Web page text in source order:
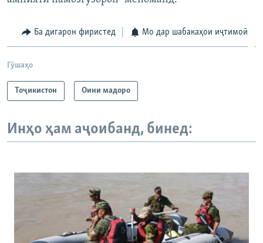
Ба дигарон фиристед Мо дар шабакаҳои иҷтимоӣ
Гӯшаҳо
Тоҷикистон Оини мадоро
Инҳо ҳам аҷоибанд, бинед: